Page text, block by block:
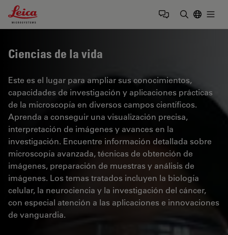
Leica Microsystems Logo
Ciencias de la vida
Este es el lugar para ampliar sus conocimientos,
capacidades de investigación y aplicaciones prácticas
de la microscopía en diversos campos científicos.
Aprenda a conseguir una visualización precisa,
interpretación de imágenes y avances en la
investigación. Encuentre información detallada sobre
microscopía avanzada, técnicas de obtención de
imágenes, preparación de muestras y análisis de
imágenes. Los temas tratados incluyen la biología
celular, la neurociencia y la investigación del cáncer,
con especial atención a las aplicaciones e innovaciones
de vanguardia.